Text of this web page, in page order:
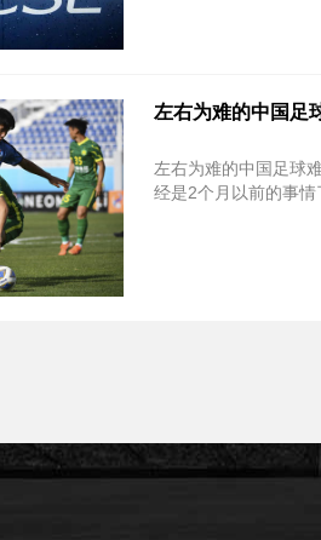
左右为难的中国足
左右为难的中国足球
经是2个月以前的事